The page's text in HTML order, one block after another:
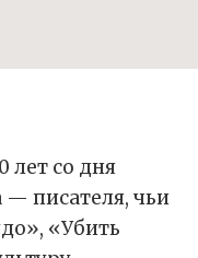
лет со дня
писателя, чьи
«Убить